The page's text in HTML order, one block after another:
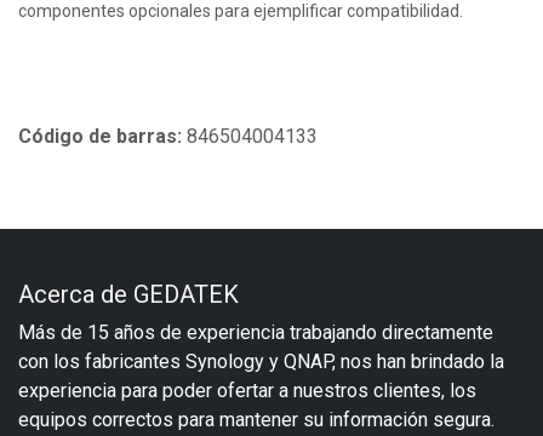
componentes opcionales para ejemplificar compatibilidad.
Código de barras: 846504004133
Acerca de GEDATEK
Más de 15 años de experiencia trabajando directamente
con los fabricantes Synology y QNAP, nos han brindado la
experiencia para poder ofertar a nuestros clientes, los
equipos correctos para mantener su información segura.